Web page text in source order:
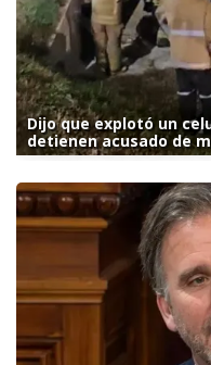
Dijo que explotó un
detienen acusado de